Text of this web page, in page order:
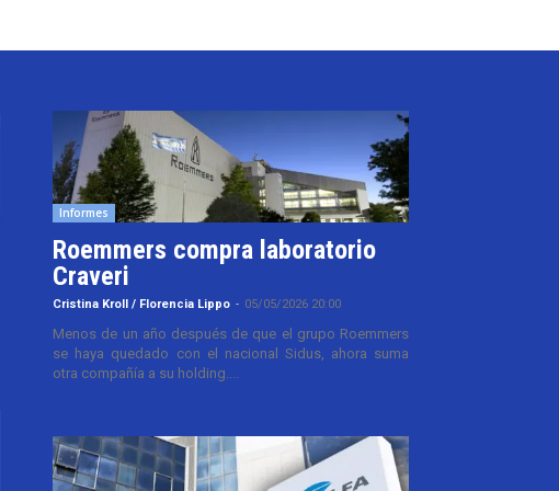
Informes
Roemmers compra laboratorio
Craveri
Cristina Kroll / Florencia Lippo - 05/05/2026 20:00
Menos de un año después de que el grupo Roemmers
se haya quedado con el nacional Sidus, ahora suma
otra compañía a su holding....